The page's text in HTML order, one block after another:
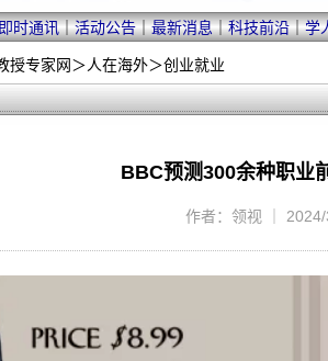
时通讯｜活动公告｜最新消息｜科技前沿｜学
授专家网＞人在海外＞创业就业
BBC预测300余种职
作者：领视 ｜